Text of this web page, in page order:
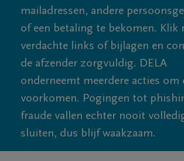
mailadressen, andere
of een betaling te bekomen. Klik
verdachte links of bijlagen en
de afzender zorgvuldig. DELA
onderneemt meerdere acties om
voorkomen. Pogingen tot
fraude vallen echter nooit
sluiten, dus blijf waakzaam.